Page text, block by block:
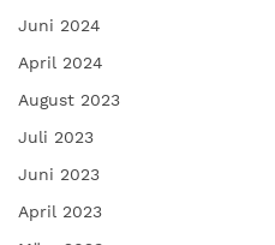
Juni 2024
April 2024
August 2023
Juli 2023
Juni 2023
April 2023